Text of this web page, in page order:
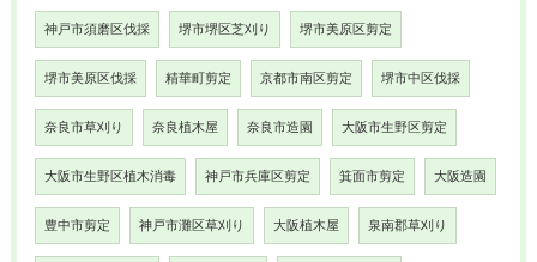
神戸市須磨区伐採 堺市堺区芝刈り 堺市美原区剪定
堺市美原区伐採 精華町剪定 京都市南区剪定 堺市中区伐採
奈良市草刈り 奈良植木屋 奈良市造園 大阪市生野区剪定
大阪市生野区植木消毒 神戸市兵庫区剪定 箕面市剪定 大阪造園
豊中市剪定 神戸市灘区草刈り 大阪植木屋 泉南郡草刈り